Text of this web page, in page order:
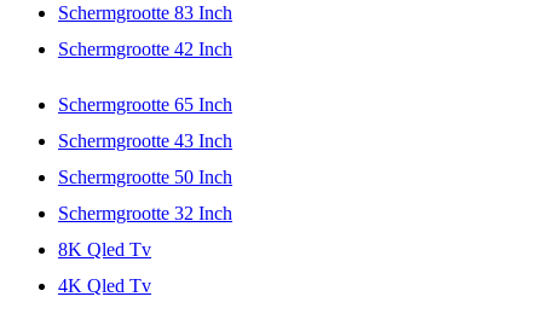
Schermgrootte 83 Inch
Schermgrootte 42 Inch
Schermgrootte 65 Inch
Schermgrootte 43 Inch
Schermgrootte 50 Inch
Schermgrootte 32 Inch
8K Qled Tv
4K Qled Tv